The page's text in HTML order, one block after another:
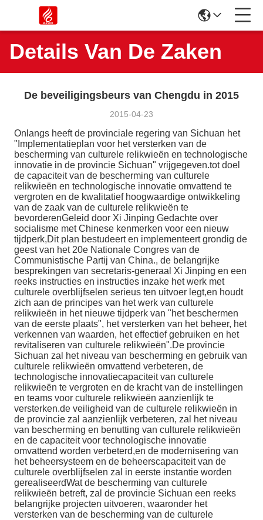
Details Van De Zaken
De beveiligingsbeurs van Chengdu in 2015
2015-04-23
Onlangs heeft de provinciale regering van Sichuan het
"Implementatieplan voor het versterken van de
bescherming van culturele relikwieën en technologische
innovatie in de provincie Sichuan" vrijgegeven.tot doel
de capaciteit van de bescherming van culturele
relikwieën en technologische innovatie omvattend te
vergroten en de kwalitatief hoogwaardige ontwikkeling
van de zaak van de culturele relikwieën te
bevorderenGeleid door Xi Jinping Gedachte over
socialisme met Chinese kenmerken voor een nieuw
tijdperk,Dit plan bestudeert en implementeert grondig de
geest van het 20e Nationale Congres van de
Communistische Partij van China., de belangrijke
besprekingen van secretaris-generaal Xi Jinping en een
reeks instructies en instructies inzake het werk met
culturele overblijfselen serieus ten uitvoer legt,en houdt
zich aan de principes van het werk van culturele
relikwieën in het nieuwe tijdperk van "het beschermen
van de eerste plaats", het versterken van het beheer, het
verkennen van waarden, het effectief gebruiken en het
revitaliseren van culturele relikwieën".De provincie
Sichuan zal het niveau van bescherming en gebruik van
culturele relikwieën omvattend verbeteren, de
technologische innovatiecapaciteit van culturele
relikwieën te vergroten en de kracht van de instellingen
en teams voor culturele relikwieën aanzienlijk te
versterken.de veiligheid van de culturele relikwieën in
de provincie zal aanzienlijk verbeteren, zal het niveau
van bescherming en benutting van culturele relikwieën
en de capaciteit voor technologische innovatie
omvattend worden verbeterd,en de modernisering van
het beheersysteem en de beheerscapaciteit van de
culturele overblijfselen zal in eerste instantie worden
gerealiseerdWat de bescherming van culturele
relikwieën betreft, zal de provincie Sichuan een reeks
belangrijke projecten uitvoeren, waaronder het
versterken van de bescherming van de culturele